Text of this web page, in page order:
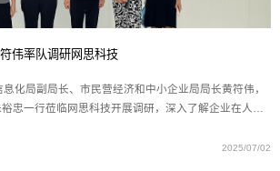
伟率队调研网思科技
化局副局长、市民营经济和中小企业局局长黄符伟，
忠一行莅临网思科技开展调研，深入了解企业在人工
研座谈会上，副总裁黄朝晖向广州市工信局领导全面
2025/07/02